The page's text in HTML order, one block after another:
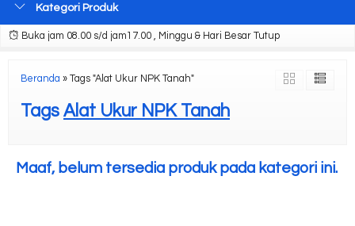
Kategori Produk
Buka jam 08.00 s/d jam17.00 , Minggu & Hari Besar Tutup
Beranda » Tags "Alat Ukur NPK Tanah"
Tags Alat Ukur NPK Tanah
Maaf, belum tersedia produk pada kategori ini.